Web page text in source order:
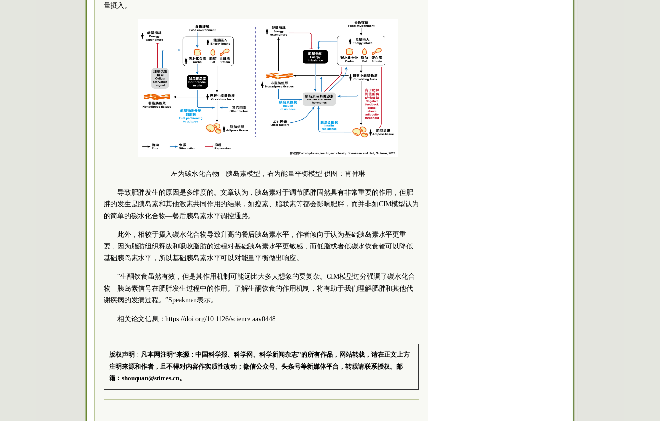
量摄入。
左为碳水化合物—胰岛素模型，右为能量平衡模型 供图：肖仲琳
导致肥胖发生的原因是多维度的。文章认为，胰岛素对于调节肥胖固然具有非常重要的作用，但肥
胖的发生是胰岛素和其他激素共同作用的结果，如瘦素、脂联素等都会影响肥胖，而并非如CIM模型认为
的简单的碳水化合物—餐后胰岛素水平调控通路。
此外，相较于摄入碳水化合物导致升高的餐后胰岛素水平，作者倾向于认为基础胰岛素水平更重
要，因为脂肪组织释放和吸收脂肪的过程对基础胰岛素水平更敏感，而低脂或者低碳水饮食都可以降低
基础胰岛素水平，所以基础胰岛素水平可以对能量平衡做出响应。
“生酮饮食虽然有效，但是其作用机制可能远比大多人想象的要复杂。CIM模型过分强调了碳水化合
物—胰岛素信号在肥胖发生过程中的作用。了解生酮饮食的作用机制，将有助于我们理解肥胖和其他代
谢疾病的发病过程。”Speakman表示。
相关论文信息：https://doi.org/10.1126/science.aav0448
版权声明：凡本网注明“来源：中国科学报、科学网、科学新闻杂志”的所有作品，网站转载，请在正文上方
注明来源和作者，且不得对内容作实质性改动；微信公众号、头条号等新媒体平台，转载请联系授权。邮
箱：shouquan@stimes.cn。